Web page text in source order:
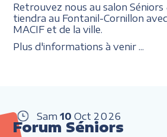
Retrouvez nous au salon
tiendra au Fontanil-Cornillon
MACIF et de la ville.
Plus d'informations à venir ...
Sam 10 Oct 2026
Forum Séniors